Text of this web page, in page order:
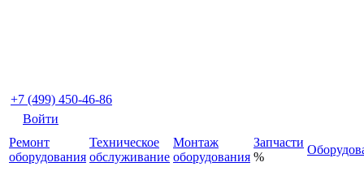
+7 (499) 450-46-86
Войти
Ремонт
оборудования
Техническое
обслуживание
Монтаж
оборудования
Запчасти
%